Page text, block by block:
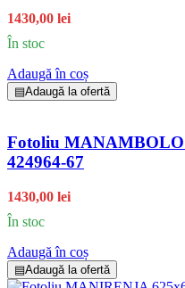
1430,00 lei
În stoc
Adaugă în coș
▤Adaugă la ofertă
Fotoliu
424964-67
1430,00 lei
În stoc
Adaugă în coș
▤Adaugă la ofertă